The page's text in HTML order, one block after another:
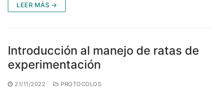
LEER MÁS →
Introducción al manejo de ratas de
experimentación
21/11/2022 PROTOCOLOS